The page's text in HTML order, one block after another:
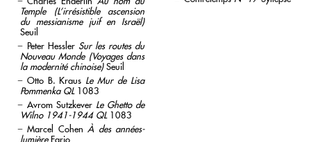
Temple (L’irrésistible ascension
du messianisme juif en Israël)
Seuil
Peter Hessler Sur les routes du
Nouveau Monde (Voyages dans
la modernité chinoise)Seuil
Otto B. Kraus Le Mur de Lisa
Pommenka QL 1083
Avrom Sutzkever Le Ghetto de
Wilno 1941-1944 QL 1083
Marcel Cohen À des années-
lumièreFario